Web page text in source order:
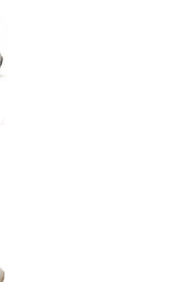
Silver Summer Fog